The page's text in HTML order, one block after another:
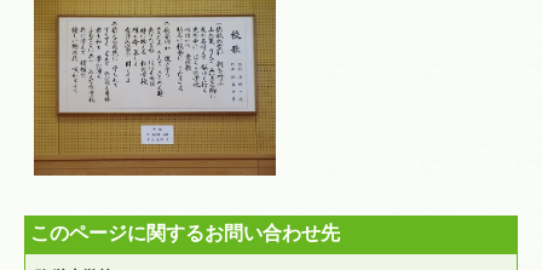
このページに関するお問い合わせ先